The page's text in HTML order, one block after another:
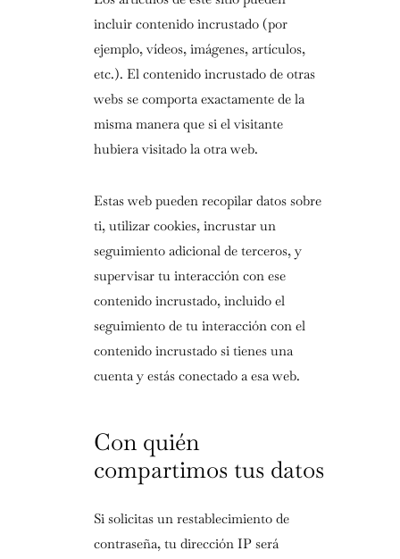
incluir contenido incrustado (por
ejemplo, vídeos, imágenes, artículos,
etc.). El contenido incrustado de otras
webs se comporta exactamente de la
misma manera que si el visitante
hubiera visitado la otra web.
Estas web pueden recopilar datos sobre
ti, utilizar cookies, incrustar un
seguimiento adicional de terceros, y
supervisar tu interacción con ese
contenido incrustado, incluido el
seguimiento de tu interacción con el
contenido incrustado si tienes una
cuenta y estás conectado a esa web.
Con quién
compartimos tus datos
Si solicitas un restablecimiento de
contraseña, tu dirección IP será